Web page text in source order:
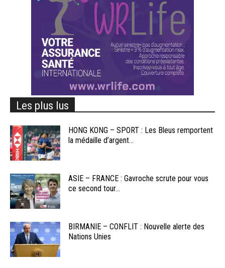
Les plus lus
HONG KONG – SPORT : Les Bleus remportent
la médaille d’argent...
ASIE – FRANCE : Gavroche scrute pour vous
ce second tour...
BIRMANIE – CONFLIT : Nouvelle alerte des
Nations Unies